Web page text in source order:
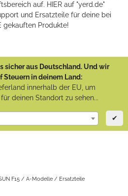
auf. HIER auf "yerd.de"
und Ersatzteile für deine bei
gekauften Produkte!
sicher aus Deutschland. Und wir
Steuern in deinem Land:
innerhalb der EU, um
deinen Standort zu sehen...
✔
F15 / A-Modelle / Ersatzteile